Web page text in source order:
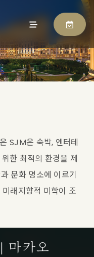
SJM은 숙박, 엔터테
한 최적의 환경을 제
문화 명소에 이르기
래지향적 미학이 조
마카오